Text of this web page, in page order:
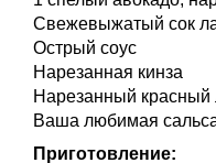
Свежевыжатый сок
Острый соус
Нарезанная кинза
Нарезанный красный
Ваша любимая
Приготовление: